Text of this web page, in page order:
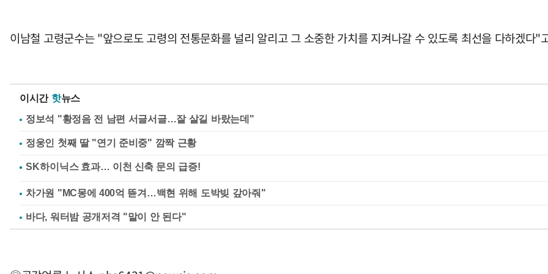
이남철 고령군수는 "앞으로도 고령의 전통문화를 널리 알리고 그 소중한 가치를 지켜나갈 수 있도록 최선을 다하겠다"
이시간 핫뉴스
정보석 "황정음 전 남편 서글서글…잘 살길 바랐는데"
정웅인 첫째 딸 "연기 준비중" 깜짝 근황
차가원 "MC몽에 400억 뜯겨…백현 위해 도박빚 갚아줘"
바다, 워터밤 공개저격 "말이 안 된다"